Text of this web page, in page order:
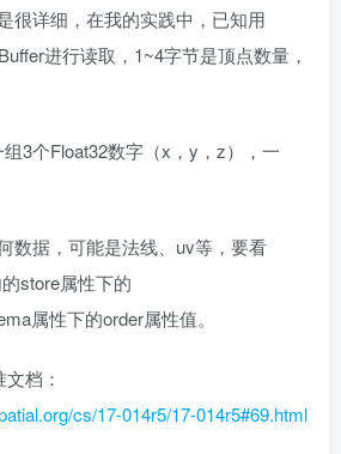
很详细，在我的实践中，已知用
进行读取，1~4字节是顶点数量，
3个Float32数字（x，y，z），一
数据，可能是法线、uv等，要看
store属性下的
属性下的order属性值。
档：
cs/17-014r5/17-014r5#69.html